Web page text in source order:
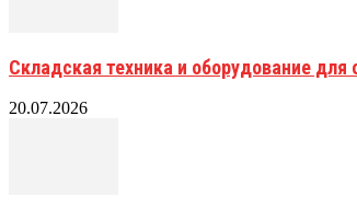
Складская техника и оборудование
20.07.2026